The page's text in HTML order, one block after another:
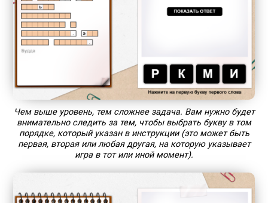
Чем выше уровень, тем сложнее задача. Вам нужно будет
внимательно следить за тем, чтобы выбрать букву в том
порядке, который указан в инструкции (это может быть
первая, вторая или любая другая, на которую указывает
игра в тот или иной момент).